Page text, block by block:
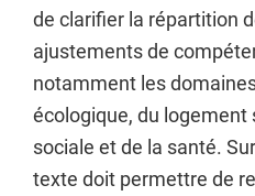
de clarifier la répartition
ajustements de
notamment les
écologique, du logement
sociale et de la santé.
texte doit permettre de